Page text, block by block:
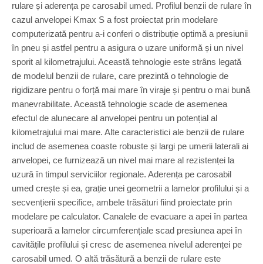
rulare și aderența pe carosabil umed. Profilul benzii de rulare în
cazul anvelopei Kmax S a fost proiectat prin modelare
computerizată pentru a-i conferi o distribuție optimă a presiunii
în pneu și astfel pentru a asigura o uzare uniformă și un nivel
sporit al kilometrajului. Această tehnologie este strâns legată
de modelul benzii de rulare, care prezintă o tehnologie de
rigidizare pentru o forță mai mare în viraje și pentru o mai bună
manevrabilitate. Această tehnologie scade de asemenea
efectul de alunecare al anvelopei pentru un potențial al
kilometrajului mai mare. Alte caracteristici ale benzii de rulare
includ de asemenea coaste robuste și largi pe umerii laterali ai
anvelopei, ce furnizează un nivel mai mare al rezistenței la
uzură în timpul serviciilor regionale. Aderența pe carosabil
umed crește și ea, grație unei geometrii a lamelor profilului și a
secvențierii specifice, ambele trăsături fiind proiectate prin
modelare pe calculator. Canalele de evacuare a apei în partea
superioară a lamelor circumferențiale scad presiunea apei în
cavitățile profilului și cresc de asemenea nivelul aderenței pe
carosabil umed. O altă trăsătură a benzii de rulare este